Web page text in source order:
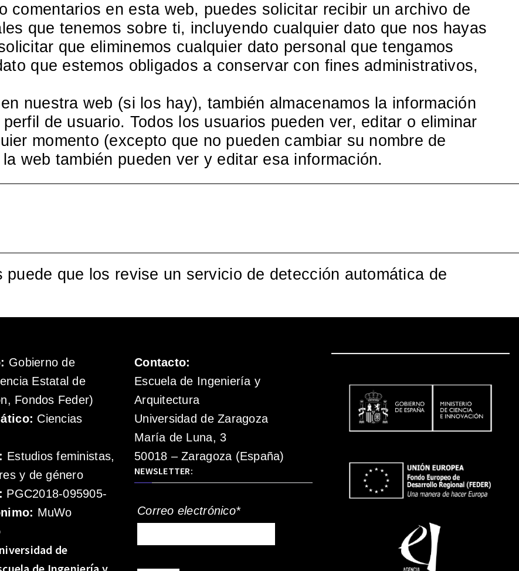
comentarios en esta web, puedes solicitar recibir un archivo de
que tenemos sobre ti, incluyendo cualquier dato que nos hayas
que eliminemos cualquier dato personal que tengamos
que estemos obligados a conservar con fines administrativos,
nuestra web (si los hay), también almacenamos la información
de usuario. Todos los usuarios pueden ver, editar o eliminar
momento (excepto que no pueden cambiar su nombre de
web también pueden ver y editar esa información.
que los revise un servicio de detección automática de
Gobierno de
Estatal de
Fondos Feder)
Ciencias
Estudios feministas,
y de género
PGC2018-095905-
MuWo
de
Contacto:
Escuela de Ingeniería y
Arquitectura
Universidad de Zaragoza
María de Luna, 3
50018 – Zaragoza (España)
NEWSLETTER:
Correo electrónico*